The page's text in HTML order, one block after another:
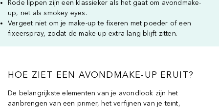
Rode lippen zijn een klassieker als het gaat om avondmake-
up, net als smokey eyes.
Vergeet niet om je make-up te fixeren met poeder of een
fixeerspray, zodat de make-up extra lang blijft zitten.
HOE ZIET EEN AVONDMAKE-UP ERUIT?
De belangrijkste elementen van je avondlook zijn het
aanbrengen van een primer, het verfijnen van je teint,